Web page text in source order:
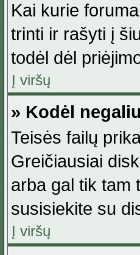
Kai kurie
trinti ir rašyti į
todėl dėl
Į viršų
» Kodėl
Teisės failų
Greičiausiai
arba gal tik tam
susisiekite su
Į viršų